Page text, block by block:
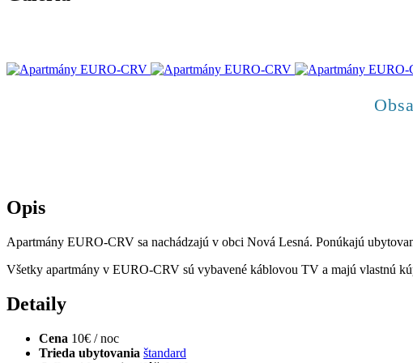
Opis
Apartmány EURO-CRV sa nachádzajú v obci Nová Lesná. Ponúkajú
Všetky apartmány v EURO-CRV sú vybavené káblovou TV a majú vlastnú
Detaily
Cena 10€ / noc
Trieda ubytovania štandard